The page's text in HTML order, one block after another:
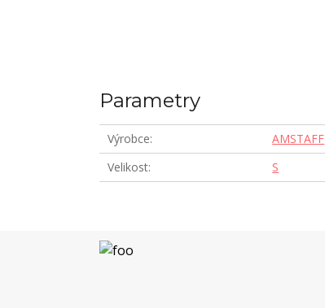
Parametry
Výrobce
AMSTAFF
Velikost
S